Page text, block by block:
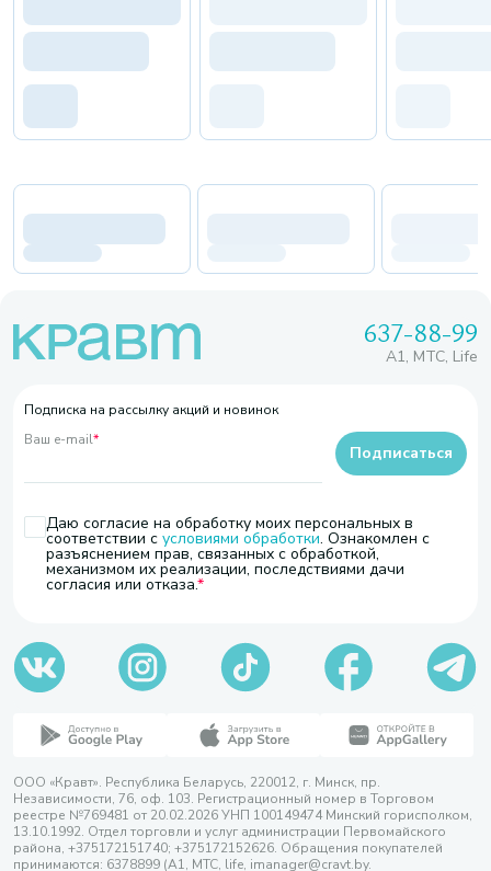
637-88-99
A1, МТС, Life
Подписка на рассылку акций и новинок
Ваш e-mail*
Даю согласие на обработку моих персональных в
соответствии с условиями обработки. Ознакомлен с
разъяснением прав, связанных с обработкой,
механизмом их реализации, последствиями дачи
согласия или отказа.
Подписаться
ООО «Кравт». Республика Беларусь, 220012, г. Минск, пр.
Независимости, 76, оф. 103. Регистрационный номер в Торговом
реестре №769481 от 20.02.2026 УНП 100149474 Минский горисполком,
13.10.1992. Отдел торговли и услуг администрации Первомайского
района, +375172151740; +375172152626. Обращения покупателей
принимаются: 6378899 (А1, МТС, life, imanager@cravt.by.